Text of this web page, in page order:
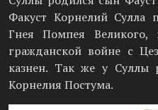
Факуст Корнелий Сулла
Гнея Помпея Великого,
гражданской войне с
казнен. Так же у Суллы
Корнелия Постума.